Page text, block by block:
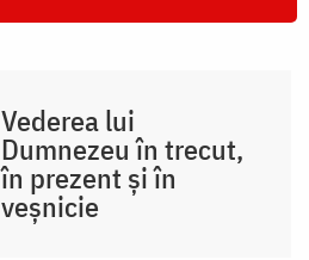
Vederea lui
Dumnezeu în trecut,
în prezent și în
veșnicie